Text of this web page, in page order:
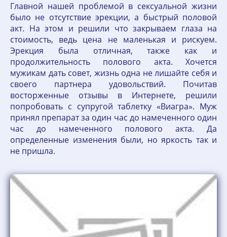
Главной нашей проблемой в сексуальной жизни
было не отсутствие эрекции, а быстрый половой
акт. На этом и решили что закрываем глаза на
стоимость, ведь цена не маленькая и рискуем.
Эрекция была отличная, также как и
продолжительность полового акта. Хочется
мужикам дать совет, жизнь одна не лишайте себя и
своего партнера удовольствий. Почитав
восторженные отзывы в Интернете, решили
попробовать с супругой таблетку «Виагра». Муж
принял препарат за один час до намеченного один
час до намеченного полового акта. Да
определенные изменения были, но яркость так и
не пришла.